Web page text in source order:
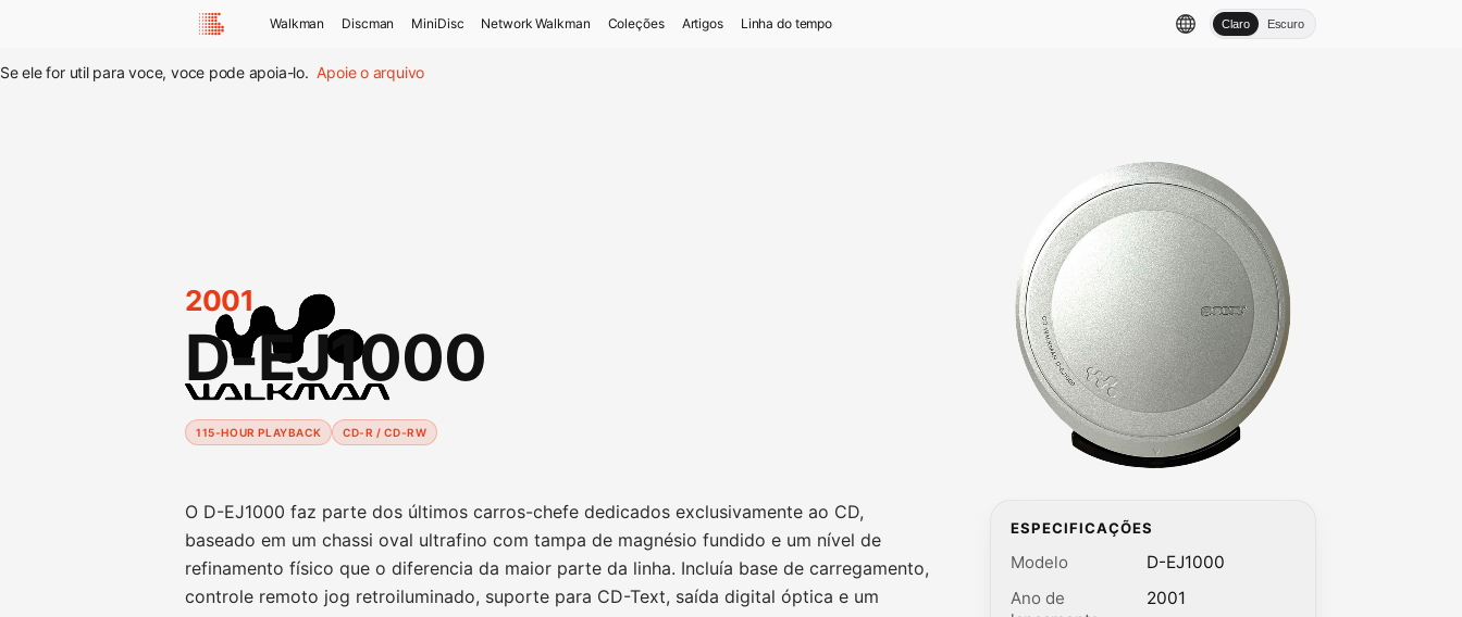
Walkman Discman MiniDisc Network Walkman Coleções Artigos Linha do tempo Claro Escuro
Se ele for util para voce, voce pode apoia-lo. Apoie o arquivo
2001
D-EJ1000
115-HOUR PLAYBACK CD-R / CD-RW
O D-EJ1000 faz parte dos últimos carros-chefe dedicados exclusivamente ao CD,
baseado em um chassi oval ultrafino com tampa de magnésio fundido e um nível de
refinamento físico que o diferencia da maior parte da linha. Incluía base de carregamento,
controle remoto jog retroiluminado, suporte para CD-Text, saída digital óptica e um
ESPECIFICAÇÕES
Modelo
D-EJ1000
Ano de
2001